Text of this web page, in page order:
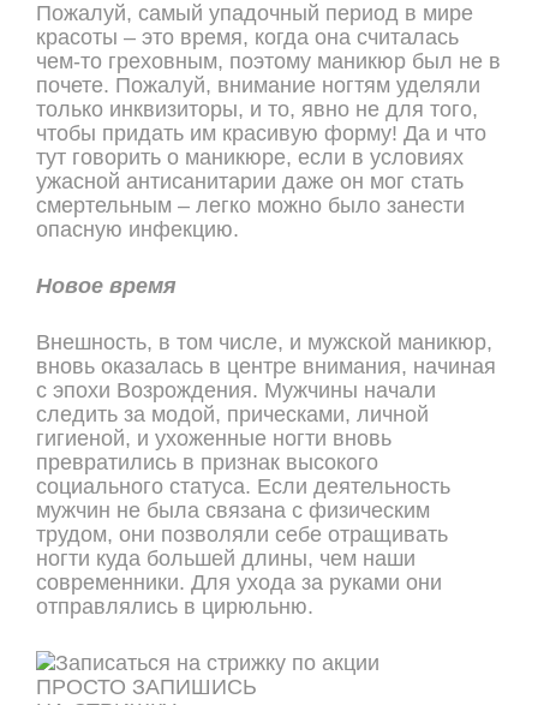
Пожалуй, самый упадочный период в мире
красоты – это время, когда она считалась
чем-то греховным, поэтому маникюр был не в
почете. Пожалуй, внимание ногтям уделяли
только инквизиторы, и то, явно не для того,
чтобы придать им красивую форму! Да и что
тут говорить о маникюре, если в условиях
ужасной антисанитарии даже он мог стать
смертельным – легко можно было занести
опасную инфекцию.
Новое время
Внешность, в том числе, и мужской маникюр,
вновь оказалась в центре внимания, начиная
с эпохи Возрождения. Мужчины начали
следить за модой, прическами, личной
гигиеной, и ухоженные ногти вновь
превратились в признак высокого
социального статуса. Если деятельность
мужчин не была связана с физическим
трудом, они позволяли себе отращивать
ногти куда большей длины, чем наши
современники. Для ухода за руками они
отправлялись в цирюльню.
ПРОСТО ЗАПИШИСЬ